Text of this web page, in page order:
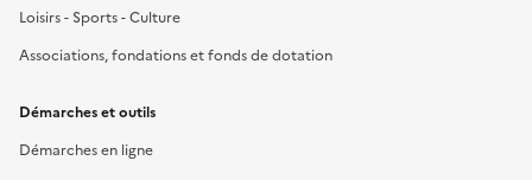
Loisirs - Sports - Culture
Associations, fondations et fonds de dotation
Démarches et outils
Démarches en ligne